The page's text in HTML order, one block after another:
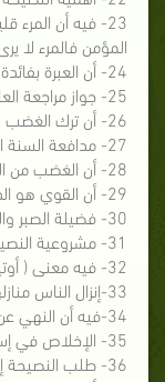
23- فيه أن المرء
المؤمن فالمرء لا
24- أن العبرة بفائدة الكلام ونفعه لا بكثرته وسجعه .
25- جواز مراجعة العالم في المسألة مع الأدب وحسن الخلق .
26- أن ترك الغضب والتحكم فيه خلق مكتسب .
27- مدافعة السنة الكونية القدرية بالسنة القدرية الشرعية .
28- أن الغضب من الشيطان .
29- أن القوي هو الذي يملك نفسه عند الغضب .
30- فضيلة الصبر والحلم .
31- مشروعية النصيحة بلفظ موجز جامع مانع .
32- فيه معنى ( أوتيت جوامع الكلم ) .
33-إنزال الناس منازلهم في النصيحة .
34-فيه أن النهي عن الشيء أمر بضده أي عليك بالحلم والصبر .
35- الإخلاص في إسداء النصيحة .
36- طلب النصيحة إنما يكون من ذوي العقل والرأي والدين .